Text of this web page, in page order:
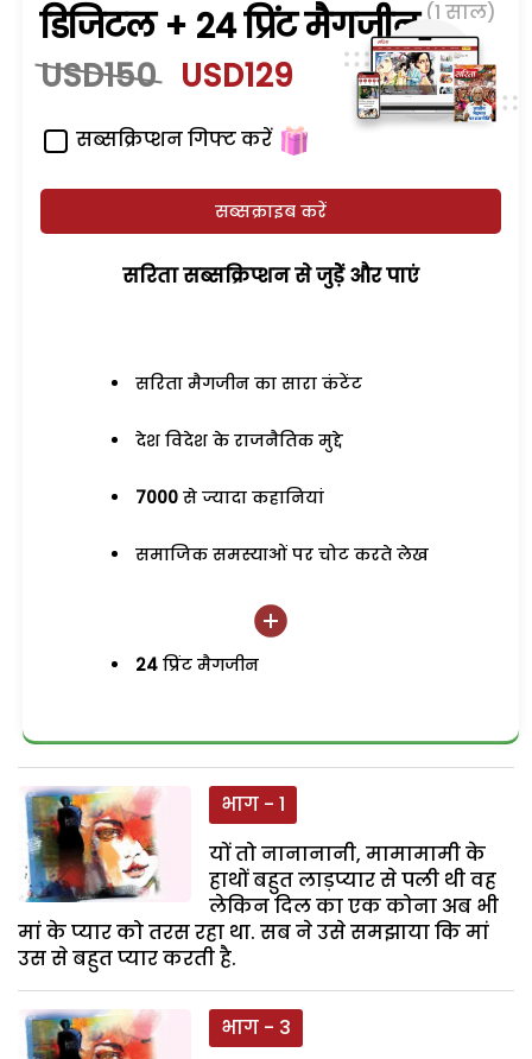
डिजिटल + 24 प्रिंट मैगजीन (1 साल)
USD150 USD129
सब्सक्रिप्शन गिफ्ट करें
सब्सक्राइब करें
सरिता सब्सक्रिप्शन से जुड़ेें और पाएं
सरिता मैगजीन का सारा कंटेंट
देश विदेश के राजनैतिक मुद्दे
7000 से ज्यादा कहानियां
समाजिक समस्याओं पर चोट करते लेख
24 प्रिंट मैगजीन
भाग - 1
यों तो नानानानी, मामामामी के
हाथों बहुत लाड़प्यार से पली थी वह
लेकिन दिल का एक कोना अब भी
मां के प्यार को तरस रहा था. सब ने उसे समझाया कि मां
उस से बहुत प्यार करती है.
भाग - 3